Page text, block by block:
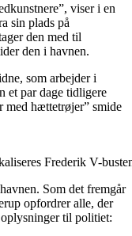
viser i en
sin plads på
den med til
den i havnen.
som arbejder i
et par dage tidligere
med hættetrøjer” smide
Frederik V-
Som det fremgår
opfordrer alle, der
til politiet: